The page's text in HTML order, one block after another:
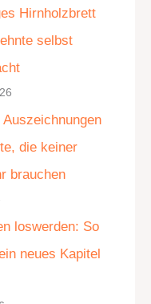
Hirnholzbrett
selbst
Auszeichnungen
die keiner
brauchen
loswerden: So
neues Kapitel